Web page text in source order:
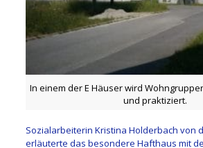
In einem der E Häuser wird
und praktiziert.
Sozialarbeiterin Kristina Holderbach von
erläuterte das besondere Hafthaus mit